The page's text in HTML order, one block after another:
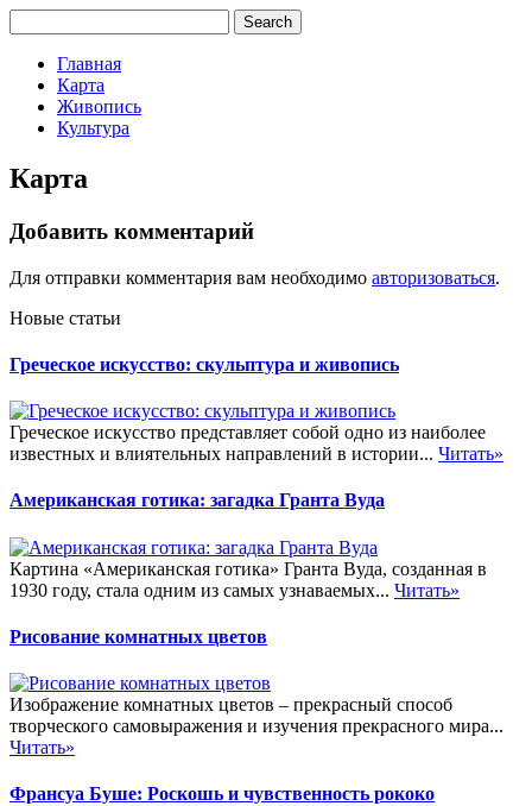
Главная
Карта
Живопись
Культура
Карта
Добавить комментарий
Для отправки комментария вам необходимо авторизоваться.
Новые статьи
Греческое искусство: скульптура и живопись
Греческое искусство представляет собой одно из наиболее
известных и влиятельных направлений в истории... Читать»
Американская готика: загадка Гранта Вуда
Картина «Американская готика» Гранта Вуда, созданная в
1930 году, стала одним из самых узнаваемых... Читать»
Рисование комнатных цветов
Изображение комнатных цветов – прекрасный способ
творческого самовыражения и изучения прекрасного мира...
Читать»
Франсуа Буше: Роскошь и чувственность рококо